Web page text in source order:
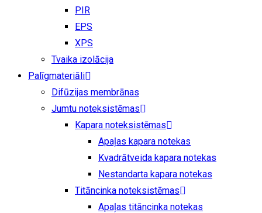
PIR
EPS
XPS
Tvaika izolācija
Palīgmateriāli
Difūzijas membrānas
Jumtu noteksistēmas
Kapara noteksistēmas
Apaļas kapara notekas
Kvadrātveida kapara notekas
Nestandarta kapara notekas
Titāncinka noteksistēmas
Apaļas titāncinka notekas